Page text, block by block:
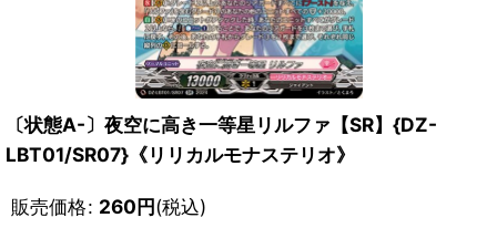
〔状態A-〕夜空に高き一等星リルファ【SR】{DZ-
LBT01/SR07}《リリカルモナステリオ》
販売価格: 260円(税込)